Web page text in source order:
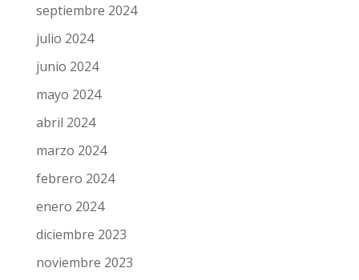
septiembre 2024
julio 2024
junio 2024
mayo 2024
abril 2024
marzo 2024
febrero 2024
enero 2024
diciembre 2023
noviembre 2023